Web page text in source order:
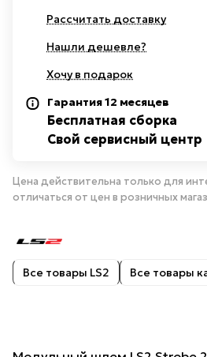
Рассчитать доставку
Нашли дешевле?
Хочу в подарок
Гарантия 12 месяцев
Бесплатная сборка
Свой сервисный центр
Цена действительна только для
отличаться от цен в розничных
Все товары LS2 Все товары